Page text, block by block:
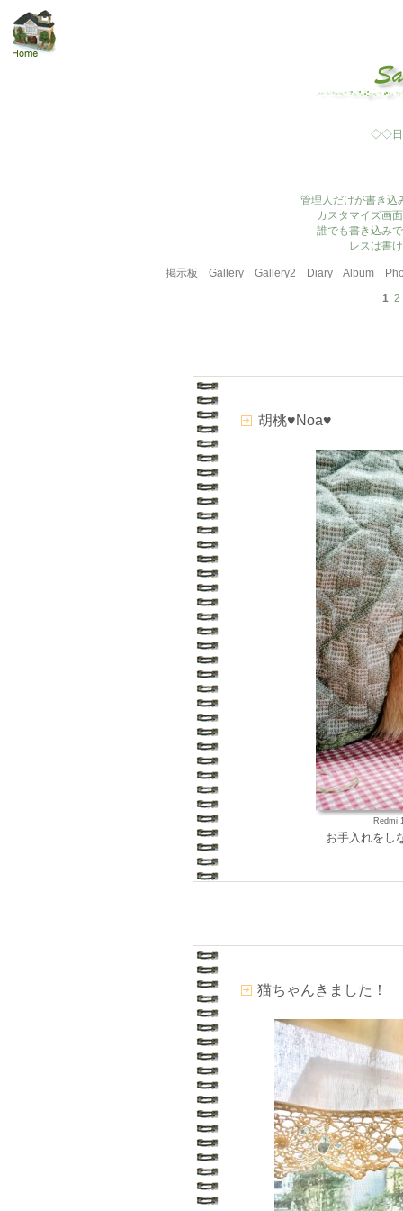
◇◇日
管理人だけが書き込
カスタマイズ画
誰でも書き込み
レスは書
掲示板 Gallery Gallery2 Diary Album
1 2
胡桃♥Noa♥
Redmi
お手入れをし
猫ちゃんきました！